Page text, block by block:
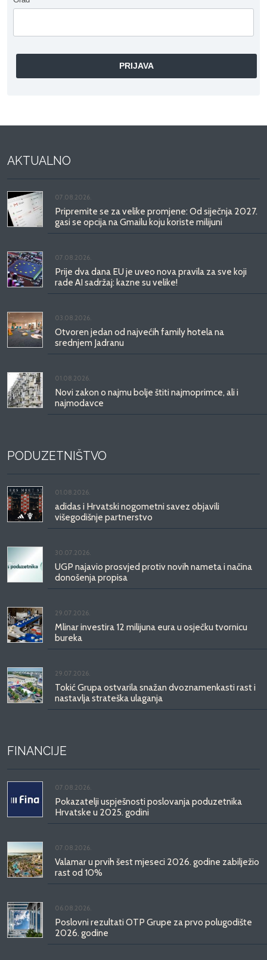
AKTUALNO
07.08.2026.
Pripremite se za velike promjene: Od siječnja 2027.
gasi se opcija na Gmailu koju koriste milijuni
07.08.2026.
Prije dva dana EU je uveo nova pravila za sve koji
rade AI sadržaj: kazne su velike!
03.08.2026.
Otvoren jedan od najvećih family hotela na
srednjem Jadranu
01.08.2026.
Novi zakon o najmu bolje štiti najmoprimce, ali i
najmodavce
PODUZETNIŠTVO
01.08.2026.
adidas i Hrvatski nogometni savez objavili
višegodišnje partnerstvo
30.07.2026.
UGP najavio prosvjed protiv novih nameta i načina
donošenja propisa
29.07.2026.
Mlinar investira 12 milijuna eura u osječku tvornicu
bureka
29.07.2026.
Tokić Grupa ostvarila snažan dvoznamenkasti rast i
nastavlja strateška ulaganja
FINANCIJE
07.08.2026.
Pokazatelji uspješnosti poslovanja poduzetnika
Hrvatske u 2025. godini
07.08.2026.
Valamar u prvih šest mjeseci 2026. godine zabilježio
rast od 10%
06.08.2026.
Poslovni rezultati OTP Grupe za prvo polugodište
2026. godine